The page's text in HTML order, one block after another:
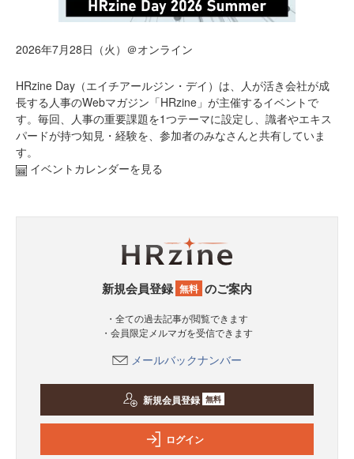
2026年7月28日（火）＠オンライン
HRzine Day（エイチアールジン・デイ）は、人が活き会社が成
長する人事のWebマガジン「HRzine」が主催するイベントで
す。毎回、人事の重要課題を1つテーマに設定し、識者やエキス
パードが持つ知見・経験を、参加者のみなさんと共有していま
す。
イベントカレンダーを見る
新規会員登録 無料 のご案内
・全ての過去記事が閲覧できます
・会員限定メルマガを受信できます
メールバックナンバー
新規会員登録 無料
ログイン